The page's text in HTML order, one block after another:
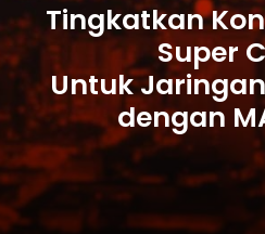
Tingkatkan
Super
Untuk
dengan